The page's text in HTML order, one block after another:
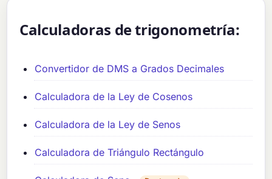
Calculadoras de trigonometría:
Convertidor de DMS a Grados Decimales
Calculadora de la Ley de Cosenos
Calculadora de la Ley de Senos
Calculadora de Triángulo Rectángulo